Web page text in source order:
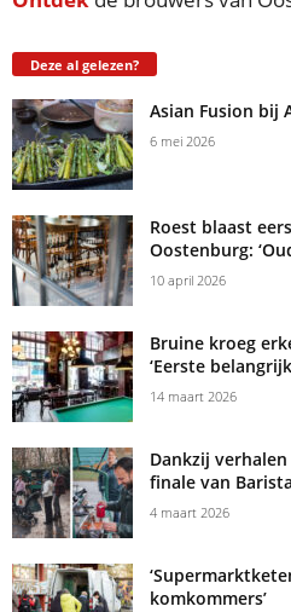
Deze al gelezen?
Asian Fusion bij
6 mei 2026
Roest blaast
Oostenburg:
10 april 2026
Bruine kroeg
‘Eerste
14 maart 2026
Dankzij
finale van
4 maart 2026
komkommers’